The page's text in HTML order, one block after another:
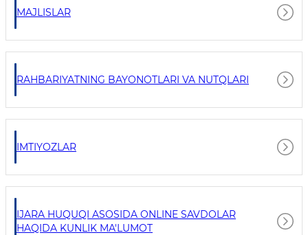
MAJLISLAR
RAHBARIYATNING BAYONOTLARI VA NUTQLARI
IMTIYOZLAR
IJARA HUQUQI ASOSIDA ONLINE SAVDOLAR
HAQIDA KUNLIK MA'LUMOT